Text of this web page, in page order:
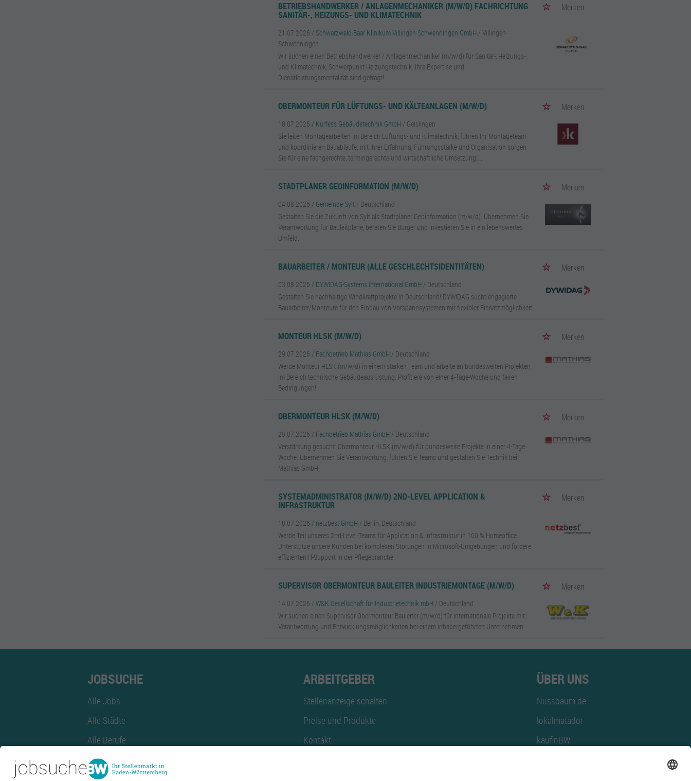
BETRIEBSHANDWERKER / ANLAGENMECHANIKER (M/W/D) FACHRICHTUNG
SANITÄR-, HEIZUNGS- UND KLIMATECHNIK
Merken
21.07.2026 / Schwarzwald-Baar Klinikum Villingen-Schwenningen GmbH / Villingen-
Schwenningen
Wir suchen einen Betriebshandwerker / Anlagenmechaniker (m/w/d) für Sanitär-, Heizungs-
und Klimatechnik, Schwerpunkt Heizungstechnik. Ihre Expertise und
Dienstleistungsmentalität sind gefragt!
OBERMONTEUR FÜR LÜFTUNGS- UND KÄLTEANLAGEN (M/W/D) Merken
10.07.2026 / Kurfess Gebäudetechnik GmbH / Geislingen
Sie leiten Montagearbeiten im Bereich Lüftungs- und Klimatechnik, führen Ihr Montageteam
und koordinieren Bauabläufe; mit Ihrer Erfahrung, Führungsstärke und Organisation sorgen
Sie für eine fachgerechte, termingerechte und wirtschaftliche Umsetzung;...
STADTPLANER GEOINFORMATION (M/W/D) Merken
04.08.2026 / Gemeinde Sylt / Deutschland
Gestalten Sie die Zukunft von Sylt als Stadtplaner Geoinformation (m/w/d). Übernehmen Sie
Verantwortung für Bauleitpläne, beraten Sie Bürger und investieren Sie in ein lebenswertes
Umfeld.
BAUARBEITER / MONTEUR (ALLE GESCHLECHTSIDENTITÄTEN) Merken
03.08.2026 / DYWIDAG-Systems International GmbH / Deutschland
Gestalten Sie nachhaltige Windkraftprojekte in Deutschland! DYWIDAG sucht engagierte
Bauarbeiter/Monteure für den Einbau von Vorspannsystemen mit flexibler Einsatzmöglichkeit.
MONTEUR HLSK (M/W/D) Merken
29.07.2026 / Fachbetrieb Mathias GmbH / Deutschland
Werde Monteur HLSK (m/w/d) in einem starken Team und arbeite an bundesweiten Projekten
im Bereich technische Gebäudeausrüstung. Profitiere von einer 4-Tage-Woche und fairen
Bedingungen!
OBERMONTEUR HLSK (M/W/D) Merken
29.07.2026 / Fachbetrieb Mathias GmbH / Deutschland
Verstärkung gesucht: Obermonteur HLSK (m/w/d) für bundesweite Projekte in einer 4-Tage-
Woche. Übernehmen Sie Verantwortung, führen Sie Teams und gestalten Sie Technik bei
Mathias GmbH.
SYSTEMADMINISTRATOR (M/W/D) 2ND-LEVEL APPLICATION &
INFRASTRUKTUR
Merken
18.07.2026 / netzbest GmbH / Berlin, Deutschland
Werde Teil unseres 2nd-Level-Teams für Application & Infrastruktur in 100 % Homeoffice.
Unterstütze unsere Kunden bei komplexen Störungen in Microsoft-Umgebungen und fördere
effizienten IT-Support in der Pflegebranche.
SUPERVISOR OBERMONTEUR BAULEITER INDUSTRIEMONTAGE (M/W/D) Merken
14.07.2026 /W&K Gesellschaft für Industrietechnik mbH / Deutschland
Wir suchen einen Supervisor Obermonteur Bauleiter (m/w/d) für internationale Projekte mit
Verantwortung und Entwicklungsmöglichkeiten bei einem inhabergeführten Unternehmen.
JOBSUCHE
Alle Jobs
Alle Städte
Alle Berufe
Alle Berufe nach Stadt
ARBEITGEBER
Stellenanzeige schalten
Preise und Produkte
Kontakt
ÜBER UNS
Nussbaum.de
lokalmatador
kaufinBW